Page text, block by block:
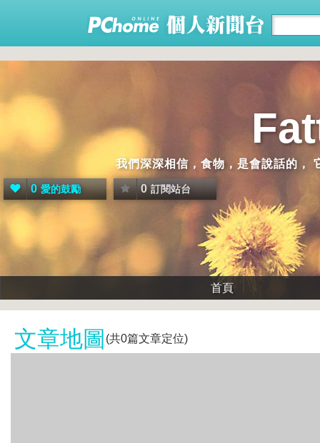
我們深深相信，食物，是會說話的，
0 愛的鼓勵 0 訂閱站台
首頁
文章地圖 (共0篇文章定位)